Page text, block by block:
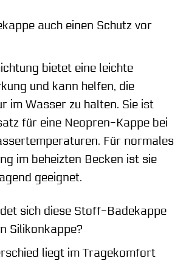
auch einen Schutz vor
bietet eine leichte
und kann helfen, die
im Wasser zu halten. Sie ist
für eine Neopren-Kappe bei
Für normales
im beheizten Becken ist sie
geeignet.
sich diese Stoff-Badekappe
Silikonkappe?
liegt im Tragekomfort